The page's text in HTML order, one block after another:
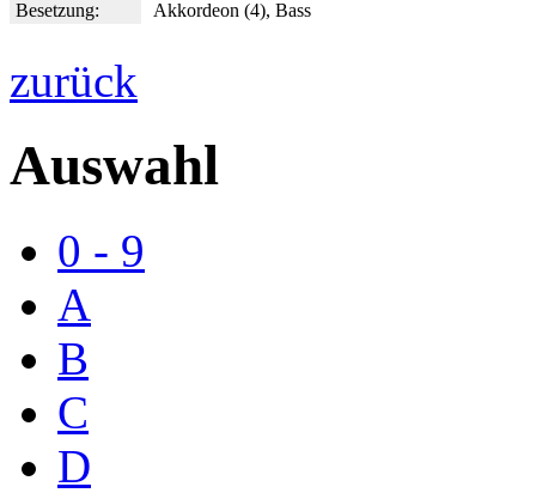
Besetzung:
Akkordeon (4), Bass
zurück
Auswahl
0 - 9
A
B
C
D